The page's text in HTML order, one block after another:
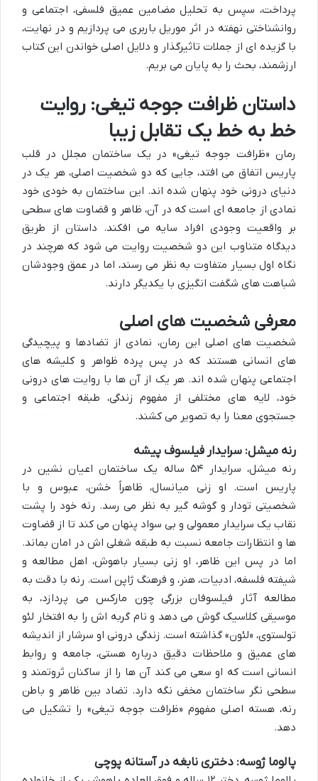
پرداخت، سپس به تحلیل مضامین عمیق فلسفی، اجتماعی و
روانشناختی نهفته در اثر موریل باربری می پردازیم و در نهایت،
با گزیده ای از جملات تاثیرگذار و دلایل اصلی خواندن این کتاب
ارزشمند، بحث را به پایان می بریم.
داستان ظرافت جوجه تیغی: روایت
خط به خط یک تقابل زیبا
رمان «ظرافت جوجه تیغی» در یک ساختمان مجلل در قلب
پاریس اتفاق می افتد، جایی که دو شخصیت اصلی، هر یک در
دنیای درونی خود پنهان شده اند. این ساختمان به خودی خود
نمادی از جامعه ای است که در آن، ظاهر و قضاوت های سطحی
بر واقعیت وجودی افراد سایه می افکند. داستان از طریق
دیدگاه متناوب این دو شخصیت روایت می شود که هرچند در
نگاه اول بسیار متفاوت به نظر می رسند، اما در عمق وجودشان
شباهت های شگفت انگیزی با یکدیگر دارند.
معرفی شخصیت های اصلی
شخصیت های اصلی این رمان، نمادی از تضادها و پیچیدگی
های انسانی هستند که در پس پرده ظواهر و کلیشه های
اجتماعی پنهان شده اند. هر یک از آن ها با روایت های درونی
خود، لایه های مختلفی از مفهوم زندگی، طبقه اجتماعی و
جستجوی معنا را به تصویر می کشند.
رنه میشل: سرایدار فیلسوف پیشه
رنه میشل، سرایدار ۵۴ ساله یک ساختمان اعیان نشین در
پاریس است. او زنی میانسال، ظاهراً خشن، عبوس و با
شخصیتی تودار و گوشه گیر به نظر می رسد. رنه خود را پشت
نقاب یک سرایدار معمولی و بی سواد پنهان می کند تا از قضاوت
ها و انتظارات جامعه نسبت به طبقه شغلی اش در امان بماند.
اما در پس این ظاهر، او زنی بسیار باهوش، اهل مطالعه و
شیفته فلسفه، ادبیات، هنر، و فرهنگ ژاپن است. رنه با دقت به
مطالعه آثار فیلسوفان بزرگی چون مارکس می پردازد، به
موسیقی کلاسیک گوش می دهد و نام گربه اش را به افتخار لئو
تولستوی، «لئون» گذاشته است. زندگی درونی او سرشار از اندیشه
های عمیق و ملاحظات دقیق درباره هستی، جامعه و روابط
انسانی است که او سعی می کند آن ها را از ساکنان ثروتمند و
سطحی نگر ساختمان مخفی نگه دارد. تضاد بین ظاهر و باطن
رنه، هسته اصلی مفهوم «ظرافت جوجه تیغی» را تشکیل می
دهد.
پالوما ژوسه: دختری نابغه در آستانه پوچی